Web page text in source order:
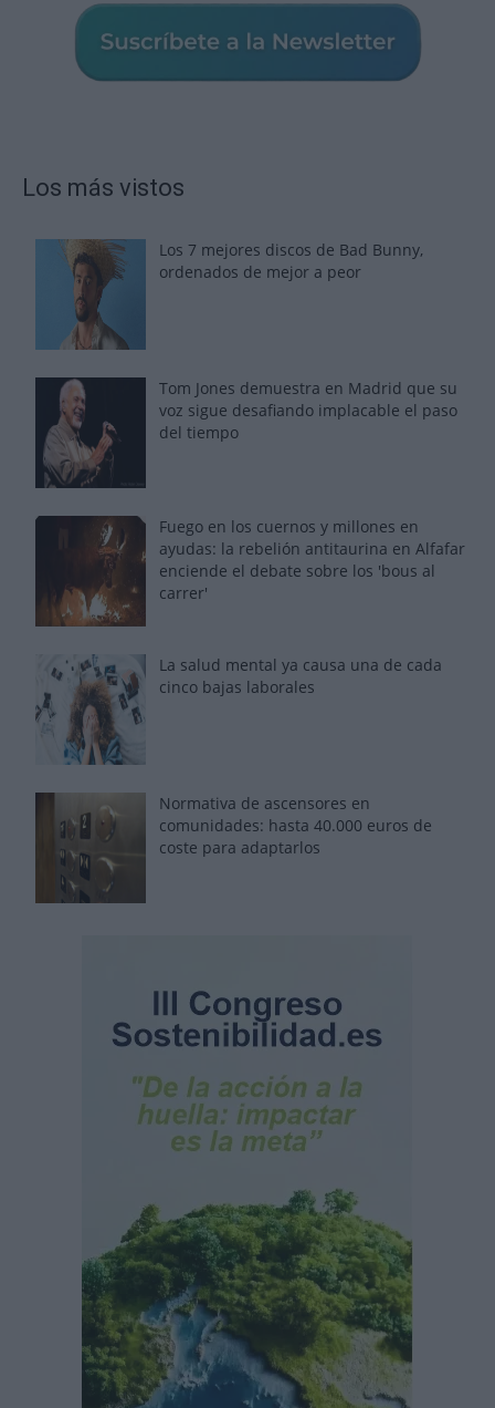
Los más vistos
Los 7 mejores discos de Bad Bunny,
ordenados de mejor a peor
Tom Jones demuestra en Madrid que su
voz sigue desafiando implacable el paso
del tiempo
Fuego en los cuernos y millones en
ayudas: la rebelión antitaurina en Alfafar
enciende el debate sobre los 'bous al
carrer'
La salud mental ya causa una de cada
cinco bajas laborales
Normativa de ascensores en
comunidades: hasta 40.000 euros de
coste para adaptarlos